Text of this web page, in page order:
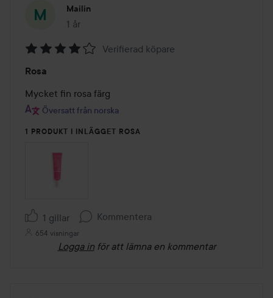
Mailin
1 år
Inlägget skapades 1 år
4
av
5
Verifierad köpare
Rosa
Mycket fin rosa färg
Översatt från norska
1 PRODUKT I INLÄGGET ROSA
1 gillar Kommentera
654 visningar
Logga in för att lämna en kommentar